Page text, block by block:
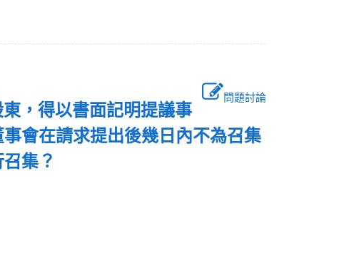
問題討論
，得以書面記明提議事
會在請求提出後幾日內不為召集
召集？